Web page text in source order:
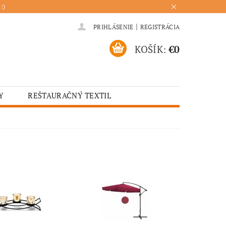
:)
PRIHLÁSENIE | REGISTRÁCIA
KOŠÍK: €0
REŠTAURAČNÝ TEXTIL